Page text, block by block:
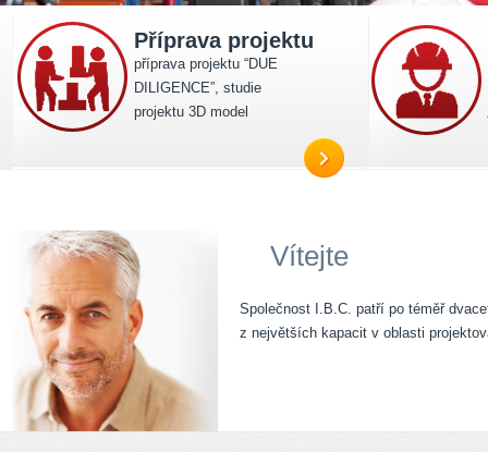
Příprava projektu
příprava projektu “DUE
DILIGENCE”, studie
projektu 3D model
Vítejte
Společnost I.B.C. patří po téměř
z největších kapacit v oblasti